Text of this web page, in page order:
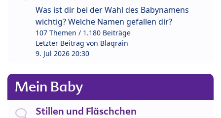
Was ist dir bei der Wahl des Babynamens
wichtig? Welche Namen gefallen dir?
107 Themen / 1.180 Beiträge
Letzter Beitrag von Blaqrain
9. Jul 2026 20:30
Mein Baby
Stillen und Fläschchen